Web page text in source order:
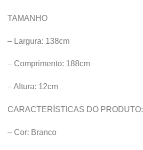
TAMANHO
– Largura: 138cm
– Comprimento: 188cm
– Altura: 12cm
CARACTERÍSTICAS DO PRODUTO:
– Cor: Branco